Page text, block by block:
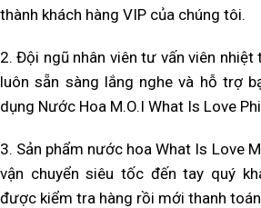
thành khách hàng VIP của chúng tôi.
2. Đội ngũ nhân viên tư vấn viên nhiệt
luôn sẵn sàng lắng nghe và hỗ trợ
dụng Nước Hoa M.O.I What Is Love
3. Sản phẩm nước hoa What Is Love
vận chuyển siêu tốc đến tay quý
được kiểm tra hàng rồi mới thanh